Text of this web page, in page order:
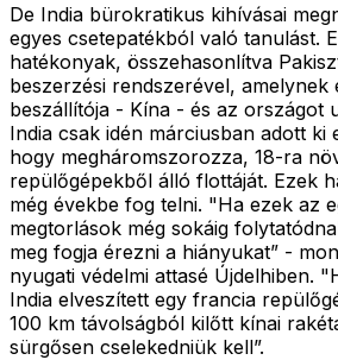
De India bürokratikus kihívásai
egyes csetepatékból való tanulást.
hatékonyak, összehasonlítva
beszerzési rendszerével, amelynek
beszállítója - Kína - és az országot
India csak idén márciusban adott ki
hogy megháromszorozza, 18-ra
repülőgépekből álló flottáját. Ezek
még évekbe fog telni. "Ha ezek az
megtorlások még sokáig
meg fogja érezni a hiányukat” -
nyugati védelmi attasé Újdelhiben.
India elveszített egy francia
100 km távolságból kilőtt kínai
sürgősen cselekedniük kell”.